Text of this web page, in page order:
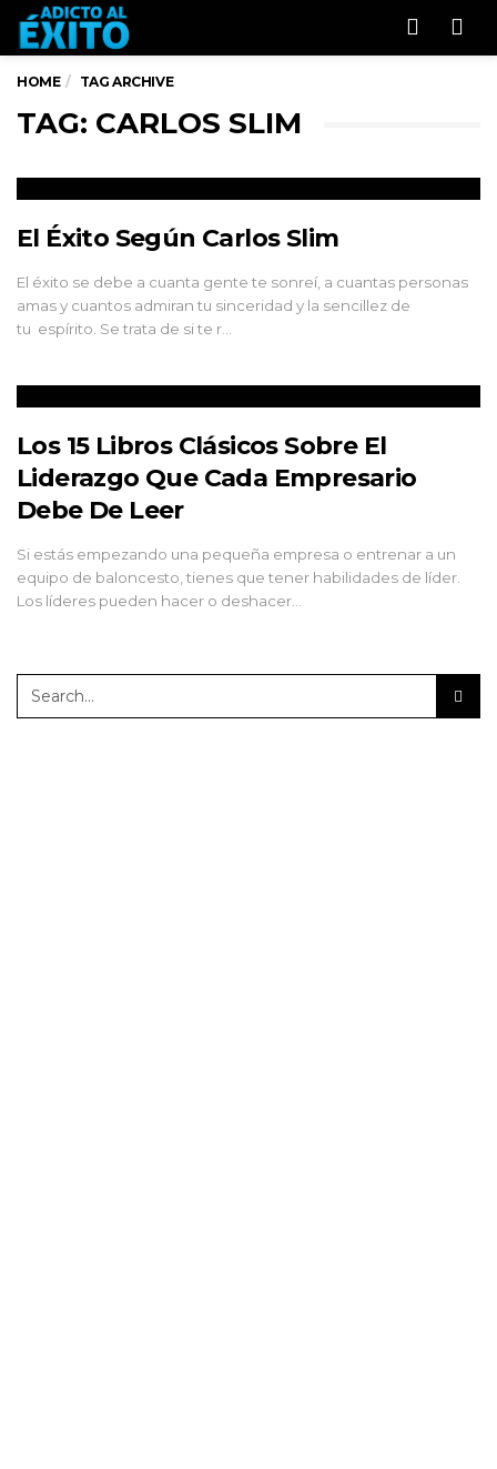
HOME TAG ARCHIVE
TAG: CARLOS SLIM
El Éxito Según Carlos Slim
El éxito se debe a cuanta gente te sonreí, a cuantas personas
amas y cuantos admiran tu sinceridad y la sencillez de
tu espírito. Se trata de si te r…
Los 15 Libros Clásicos Sobre El
Liderazgo Que Cada Empresario
Debe De Leer
Si estás empezando una pequeña empresa o entrenar a un
equipo de baloncesto, tienes que tener habilidades de líder.
Los líderes pueden hacer o deshacer…